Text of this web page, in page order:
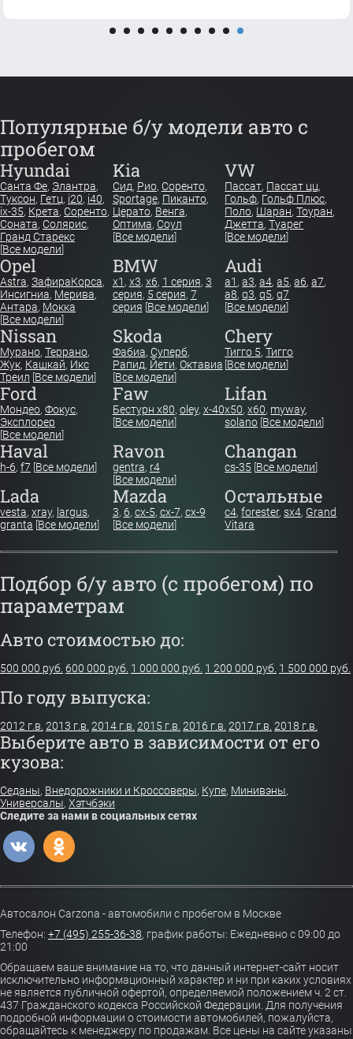
Популярные б/у модели авто с
пробегом
Hyundai
Санта Фе, Элантра,
Туксон, Гетц, i20, i40,
ix-35, Крета, Соренто,
Соната, Солярис,
Гранд Старекс
[Все модели]
Kia
Сид, Рио, Соренто,
Sportage, Пиканто,
Церато, Венга,
Оптима, Соул
[Все модели]
VW
Пассат, Пассат цц,
Гольф, Гольф Плюс,
Поло, Шаран,Тоуран,
Джетта,Туарег
[Все модели]
Opel
Astra, ЗафираКорса,
Инсигниа, Мерива,
Антара, Мокка
[Все модели]
BMW
x1 , x3, x6, 1 серия, 3
серия, 5 серия, 7
серия [Все модели]
Audi
a1 ,a3,a4,a5,a6,a7,
a8,q3,q5,q7
[Все модели]
Nissan
Мурано, Террано,
Жук, Кашкай, Икс
Треил [Все модели]
Skoda
Фабиа, Суперб,
Рапид, Йети, Октавиа
[Все модели]
Chery
Тигго 5,Тигго
[Все модели]
Ford
Мондео, Фокус,
Эксплорер
[Все модели]
Faw
Бестурн х80, oley, x-40
[Все модели]
Lifan
x50,x60, myway,
solano [Все модели]
Haval
h-6, f7 [Все модели]
Ravon
gentra, r4
[Все модели]
Changan
cs-35 [Все модели]
Lada
vesta, xray, largus,
granta [Все модели]
Mazda
3, 6, cx-5, cx-7, cx-9
[Все модели]
Остальные
c4,forester,sx4, Grand
Vitara
Подбор б/у авто (с пробегом) по
параметрам
Авто стоимостью до:
500 000 руб. 600 000 руб. 1 000 000 руб. 1 200 000 руб. 1 500 000 руб.
По году выпуска:
2012 г.в. 2013 г.в. 2014 г.в. 2015 г.в. 2016 г.в. 2017 г.в. 2018 г.в.
Выберите авто в зависимости от его
кузова:
Седаны, Внедорожники и Кроссоверы, Купе, Минивэны,
Универсалы, Хэтчбэки
Следите за нами в социальных сетях
Автосалон Carzona - автомобили с пробегом в Москве
Телефон: +7 (495) 255-36-38, график работы: Ежедневно с 09:00 до
21:00
Обращаем ваше внимание на то, что данный интернет-сайт носит
исключительно информационный характер и ни при каких условиях
не является публичной офертой, определяемой положением ч. 2 ст.
437 Гражданского кодекса Российской Федерации. Для получения
подробной информации о стоимости автомобилей, пожалуйста,
обращайтесь к менеджеру по продажам. Все цены на сайте указаны